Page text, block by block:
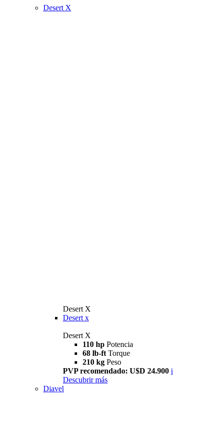
Desert X
Desert X
Desert x
Desert X
110 hp Potencia
68 lb-ft Torque
210 kg Peso
PVP recomendado: U$D 24.900 i
Descubrir más
Diavel